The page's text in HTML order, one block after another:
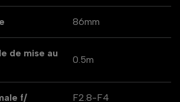
86mm
de mise au
0.5m
f/ F2.8-F4